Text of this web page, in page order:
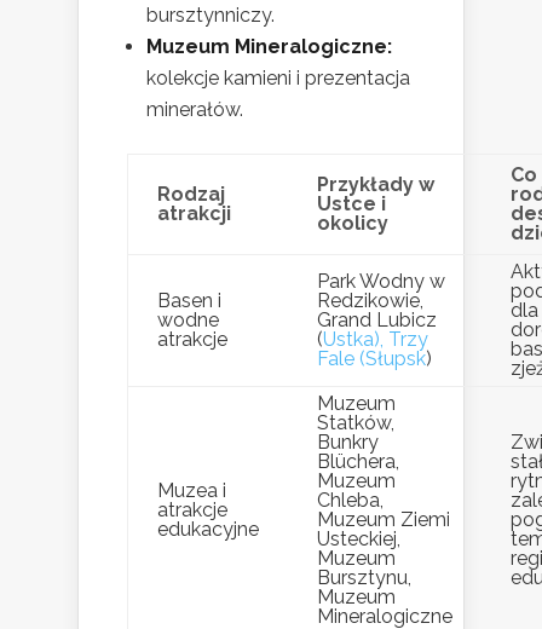
bursztynniczy.
Muzeum Mineralogiczne:
kolekcje kamieni i prezentacja
minerałów.
Rodzaj
atrakcji
Przykłady w
Ustce i
okolicy
Basen i
wodne
atrakcje
Park Wodny w
Redzikowie,
Grand Lubicz
(Ustka), Trzy
Fale (Słupsk)
dla
Muzea i
atrakcje
edukacyjne
Muzeum
Statków,
Bunkry
Blüchera,
Muzeum
Chleba,
Muzeum Ziemi
Usteckiej,
Muzeum
Bursztynu,
Muzeum
Mineralogiczne